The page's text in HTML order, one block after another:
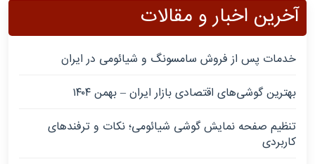
آخرین اخبار و مقالات
خدمات پس از فروش سامسونگ و شیائومی در ایران
بهترین گوشی‌های اقتصادی بازار ایران – بهمن ۱۴۰۴
تنظیم صفحه نمایش گوشی شیائومی؛ نکات و ترفندهای
کاربردی